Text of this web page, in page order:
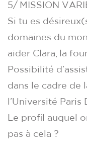
5/ MISSION
Si tu es
domaines du
aider Clara, la
Possibilité
dans le cadre de
l’Université
Le profil auquel
pas à cela ?